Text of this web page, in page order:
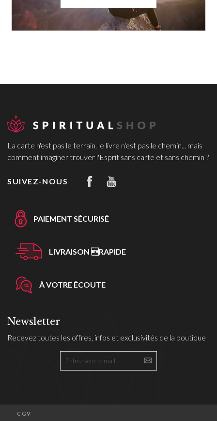
La carte n'est pas le terrain, le livre n'est pas le chemin... mais
comment imaginer trouver l'Esprit sans carte et sans chemin ?
SUIVEZ-NOUS
PAIEMENT SÉCURISÉ
LIVRAISON RAPIDE
À VOTRE ÉCOUTE
Newsletter
Recevez toutes les offres, infos et exclusivités de la boutique
CGV